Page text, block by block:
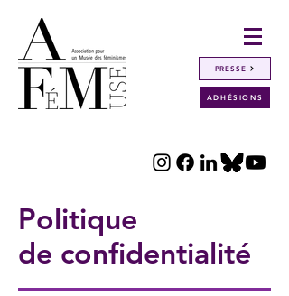
PRESSE
ADHÉSIONS
Politique
de confidentialité